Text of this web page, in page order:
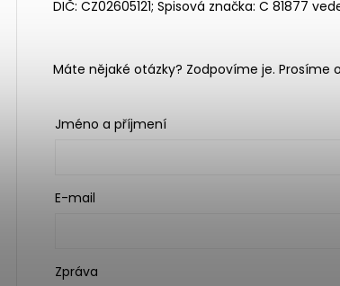
DIČ: CZ02605121; Spisová značka: C 81877
Máte nějaké otázky? Zodpovíme je.
Jméno a příjmení
E-mail
Zpráva